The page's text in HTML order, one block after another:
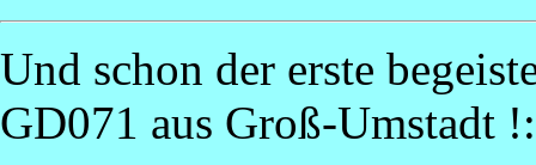
Und schon der erste
GD071 aus Groß-Umstadt !: